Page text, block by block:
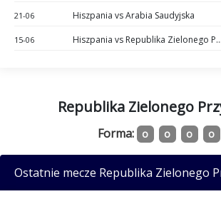
21-06 Hiszpania vs Arabia Saudyjska
15-06 Hiszpania vs Republika Zielonego Przylądka
Republika Zielonego
Forma: o o o o
Ostatnie mecze Republika Zielonego